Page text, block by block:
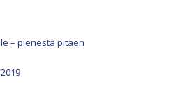
– pienestä pitäen